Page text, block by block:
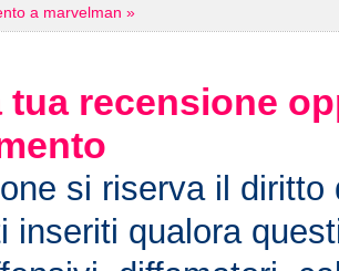
a marvelman »
tua recensione
si riserva il diritto
inseriti qualora